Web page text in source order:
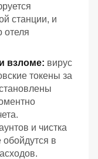
станции, и
отеля
взломе: вирус
токены за
и чистка
обойдутся в